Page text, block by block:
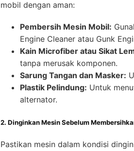
mobil dengan aman:
Pembersih Mesin Mobil:
Engine Cleaner atau Gunk
Kain Microfiber atau Sikat
tanpa merusak komponen.
Sarung Tangan dan Masker:
Plastik Pelindung: Untuk
alternator.
2. Dinginkan Mesin Sebelum
Pastikan mesin dalam kondisi